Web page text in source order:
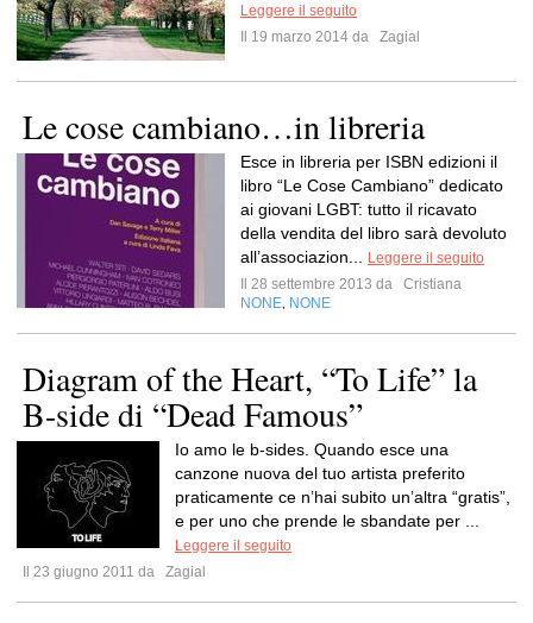
Leggere il seguito
Il 19 marzo 2014 da
Zagial
Le cose cambiano…in libreria
Esce in libreria per ISBN edizioni il
libro “Le Cose Cambiano” dedicato
ai giovani LGBT: tutto il ricavato
della vendita del libro sarà devoluto
all’associazion...
Leggere il seguito
Il 28 settembre 2013 da
Cristiana
NONE NONE
Diagram of the Heart, “To Life” la
B-side di “Dead Famous”
Io amo le b-sides. Quando esce una
canzone nuova del tuo artista preferito
praticamente ce n’hai subito un’altra “gratis”,
e per uno che prende le sbandate per ...
Leggere il seguito
Il 23 giugno 2011 da
Zagial